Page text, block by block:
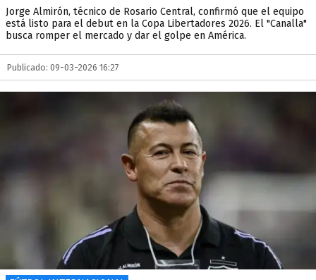
Jorge Almirón, técnico de Rosario Central, confirmó que el equipo
está listo para el debut en la Copa Libertadores 2026. El "Canalla"
busca romper el mercado y dar el golpe en América.
Publicado: 09-03-2026 16:27